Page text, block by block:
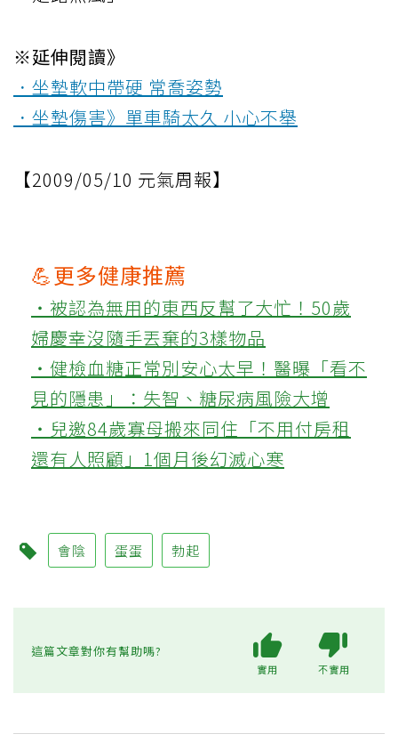
※延伸閱讀》
．坐墊軟中帶硬 常喬姿勢
．坐墊傷害》單車騎太久 小心不舉
【2009/05/10 元氣周報】
💪更多健康推薦
‧被認為無用的東西反幫了大忙！50歲
婦慶幸沒隨手丟棄的3樣物品
‧健檢血糖正常別安心太早！醫曝「看不
見的隱患」：失智、糖尿病風險大增
‧兒邀84歲寡母搬來同住「不用付房租
還有人照顧」1個月後幻滅心寒
會陰 蛋蛋 勃起
這篇文章對你有幫助嗎?
實用 不實用